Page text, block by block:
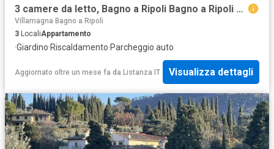
3 camere da letto, Bagno a Ripoli Bagno a Ripoli 50012 100718375
Villamagna Bagno a Ripoli
3 LocaliAppartamento
·Giardino·Riscaldamento·Parcheggio auto
Aggiornato oltre un mese fa da Listanza IT Visualizza dettagli